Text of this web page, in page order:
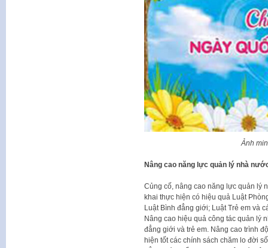
Ảnh
Nâng cao năng lực quản lý nhà
Củng cố, nâng cao năng lực quản lý
khai thực hiện có hiệu quả Luật
Luật Bình đẳng giới; Luật Trẻ em và
Nâng cao hiệu quả công tác quản lý
đẳng giới và trẻ em. Nâng cao trình
hiện tốt các chính sách chăm lo đời